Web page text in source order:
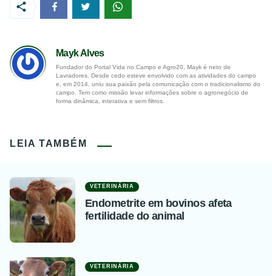
Mayk Alves
Fundador do Portal Vida no Campo e Agro20, Mayk é neto de
Lavradores. Desde cedo esteve envolvido com as atividades do campo
e, em 2014, uniu sua paixão pela comunicação com o tradicionalismo do
campo. Tem como missão levar informações sobre o agronegócio de
forma dinâmica, interativa e sem filtros.
LEIA TAMBÉM
VETERINÁRIA
Endometrite em bovinos afeta
fertilidade do animal
VETERINÁRIA